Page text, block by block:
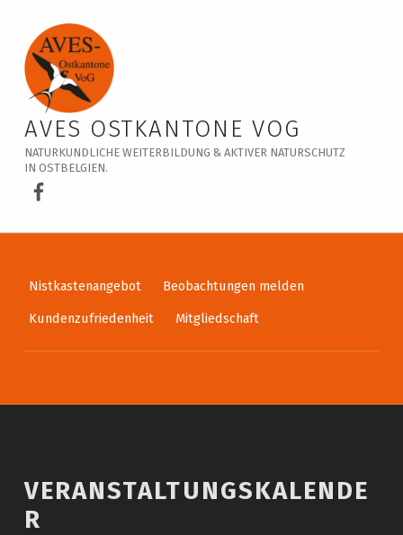
Veranstaltungskalender – AVES Ostkantone VoG
AVES OSTKANTONE VOG
NATURKUNDLICHE WEITERBILDUNG & AKTIVER NATURSCHUTZ
IN OSTBELGIEN.
AVES Ostkantone bei Facebook
Nistkastenangebot
Beobachtungen melden
Kundenzufriedenheit
Mitgliedschaft
VERANSTALTUNGSKALENDE
R